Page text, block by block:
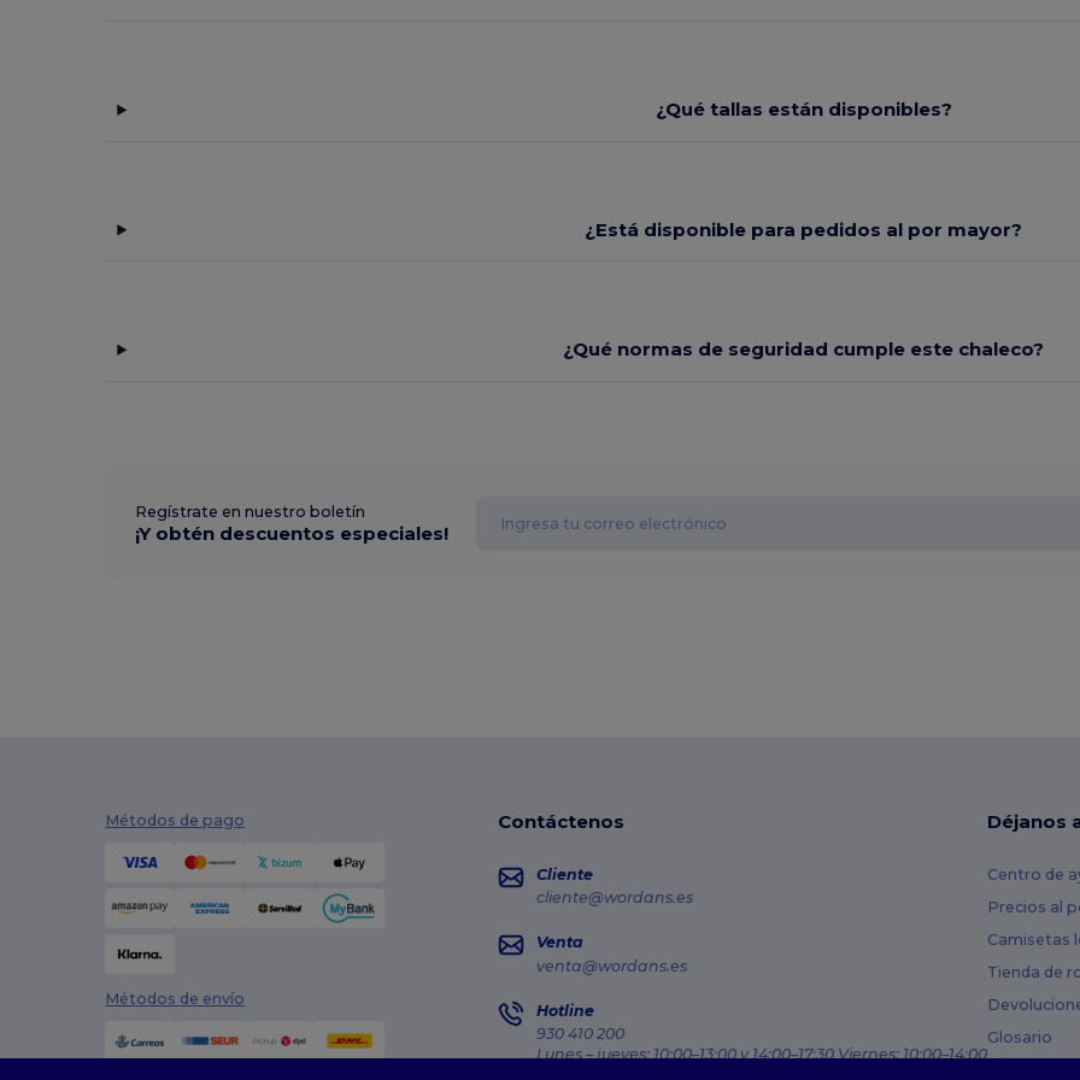
¿Qué tallas están disponibles?
¿Está disponible para pedidos al por mayor?
¿Qué normas de seguridad cumple este chaleco?
Regístrate en nuestro boletín
¡Y obtén descuentos especiales!
Métodos de pago
Métodos de envío
Contáctenos
Cliente
cliente@wordans.es
Venta
venta@wordans.es
Hotline
930 410 200
Lunes – jueves: 10:00–13:00 y 14:00–17:30 Viernes: 10:00–14:00
Déjanos
Centro de
Precios al
Camisetas
Tienda de
Glosario